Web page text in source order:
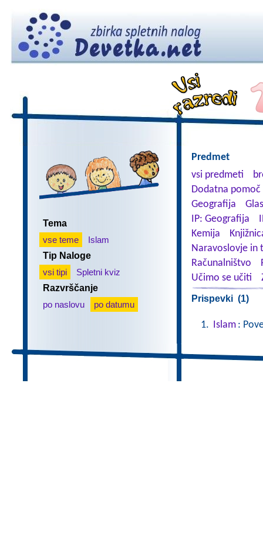
Tema
vse teme
Islam
Tip Naloge
vsi tipi
Spletni kviz
Razvrščanje
po naslovu
po datumu
Predmet
vsi predmeti
Dodatna
Geografija
IP: Geografija
Kemija
Naravoslovje in
Računalništvo
Učimo se učiti
Prispevki (1)
Islam :